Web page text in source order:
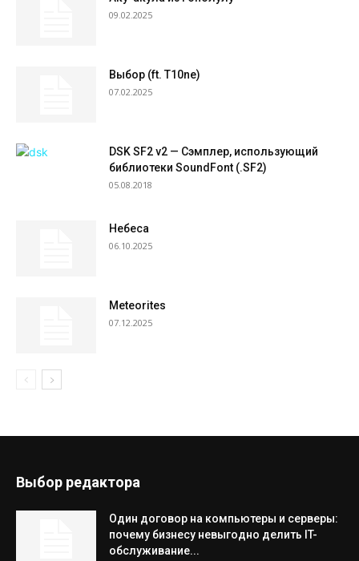
09.02.2025
Выбор (ft. T10ne)
07.02.2025
DSK SF2 v2 — Сэмплер, использующий
библиотеки SoundFont (.SF2)
05.08.2018
Небеса
06.10.2025
Meteorites
07.12.2025
Выбор редактора
Один договор на компьютеры и серверы:
почему бизнесу невыгодно делить IT-
обслуживание...